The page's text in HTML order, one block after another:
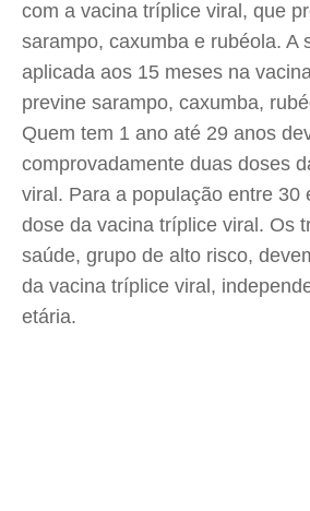
com a vacina tríplice viral, que
sarampo, caxumba e rubéola. A
aplicada aos 15 meses na
previne sarampo, caxumba,
Quem tem 1 ano até 29 anos
comprovadamente duas doses
viral. Para a população entre 30
dose da vacina tríplice viral. Os
saúde, grupo de alto risco,
da vacina tríplice viral,
etária.